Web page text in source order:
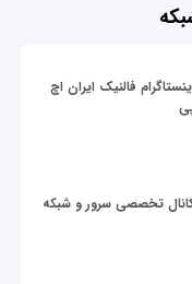
فالنیک ایران اچ
تخصصی سرور و شبکه